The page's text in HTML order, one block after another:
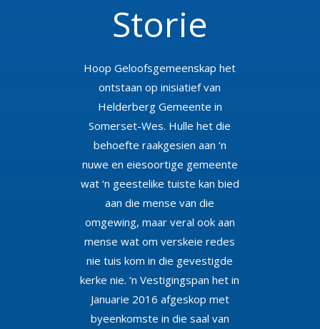
Storie
Hoop Geloofsgemeenskap het
ontstaan op inisiatief van
Helderberg Gemeente in
Somerset-Wes. Hulle het die
behoefte raakgesien aan ‘n
nuwe en eiesoortige gemeente
wat ‘n geestelike tuiste kan bied
aan die mense van die
omgewing, maar veral ook aan
mense wat om verskeie redes
nie tuis kom in die gevestigde
kerke nie. ‘n Vestigingspan het in
Januarie 2016 afgeskop met
byeenkomste in die saal van